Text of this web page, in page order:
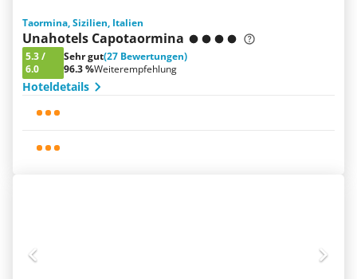
Taormina, Sizilien, Italien
Unahotels Capotaormina
5.3/
6.0
Sehr gut(27 Bewertungen)
96.3 %Weiterempfehlung
Hoteldetails